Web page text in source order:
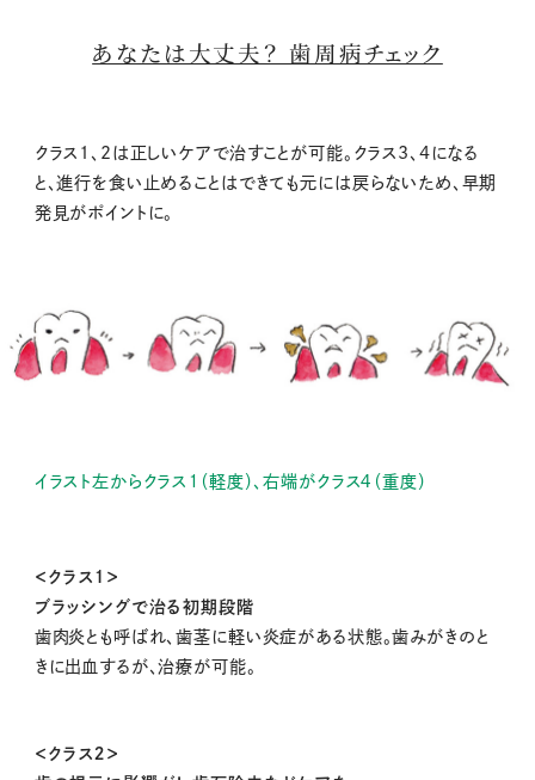
あなたは大丈夫？ 歯周病チェック
クラス1、2は正しいケアで治すことが可能。クラス3、4になる
と、進行を食い止めることはできても元には戻らないため、早期
発見がポイントに。
イラスト左からクラス１（軽度）、右端がクラス４（重度）
＜クラス１＞
ブラッシングで治る初期段階
歯肉炎とも呼ばれ、歯茎に軽い炎症がある状態。歯みがきのと
きに出血するが、治療が可能。
＜クラス２＞